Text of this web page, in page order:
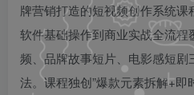
牌营销打造的短视频创作系统
软件基础操作到商业实战全流
频、品牌故事短片、电影感短剧
法。课程独创”爆款元素拆解+即